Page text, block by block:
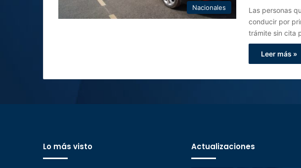
Nacionales
Las personas
conducir por
trámite sin cita
Leer más »
Lo más visto Actualizaciones